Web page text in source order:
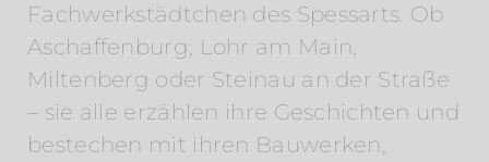
Fachwerkstädtchen des Spessarts. Ob
Aschaffenburg, Lohr am Main,
Miltenberg oder Steinau an der Straße
– sie alle erzählen ihre Geschichten und
bestechen mit ihren Bauwerken,